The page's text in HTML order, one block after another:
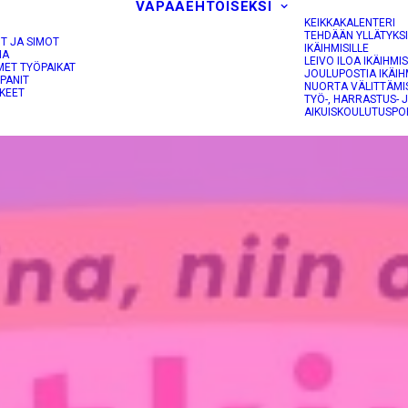
JA SIMOT
TYÖPAIKAT
VAPAAEHTOISEKSI
KEIKKAKALENTERI
TEHDÄÄN
IKÄIHMISILLE
LEIVO ILOA
JOULUPOSTIA
NUORTA
TYÖ-, HARRASTUS-